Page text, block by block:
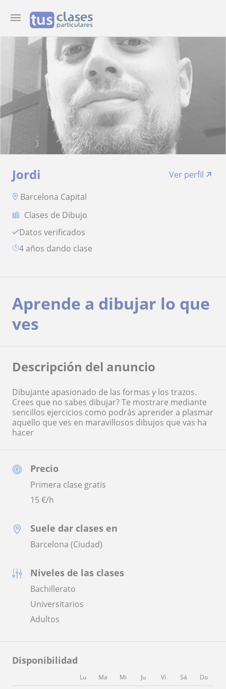
Jordi
Ver perfil
Barcelona Capital
Clases de Dibujo
Datos verificados
4 años dando clase
Precio
Primera clase gratis
15€/h
Suele dar clases en
Barcelona (Ciudad)
Niveles de las clases
Bachillerato
Universitarios
Adultos
Disponibilidad
Lu Ma Mi Ju Vi Sá Do
Aprende a dibujar lo que
ves
Descripción del anuncio
Dibujante apasionado de las formas y los trazos.
Crees que no sabes dibujar? Te mostrare mediante
sencillos ejercicios como podrás aprender a plasmar
aquello que ves en maravillosos dibujos que vas ha
hacer